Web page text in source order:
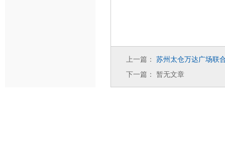
上一篇：
苏州太仓万达广场联
下一篇：
暂无文章